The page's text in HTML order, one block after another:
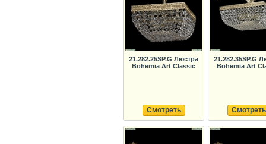
21.282.25SP.G Люстра
Bohemia Art Classic
Смотреть
21.282.35SP.G
Bohemia Art
Смотреть